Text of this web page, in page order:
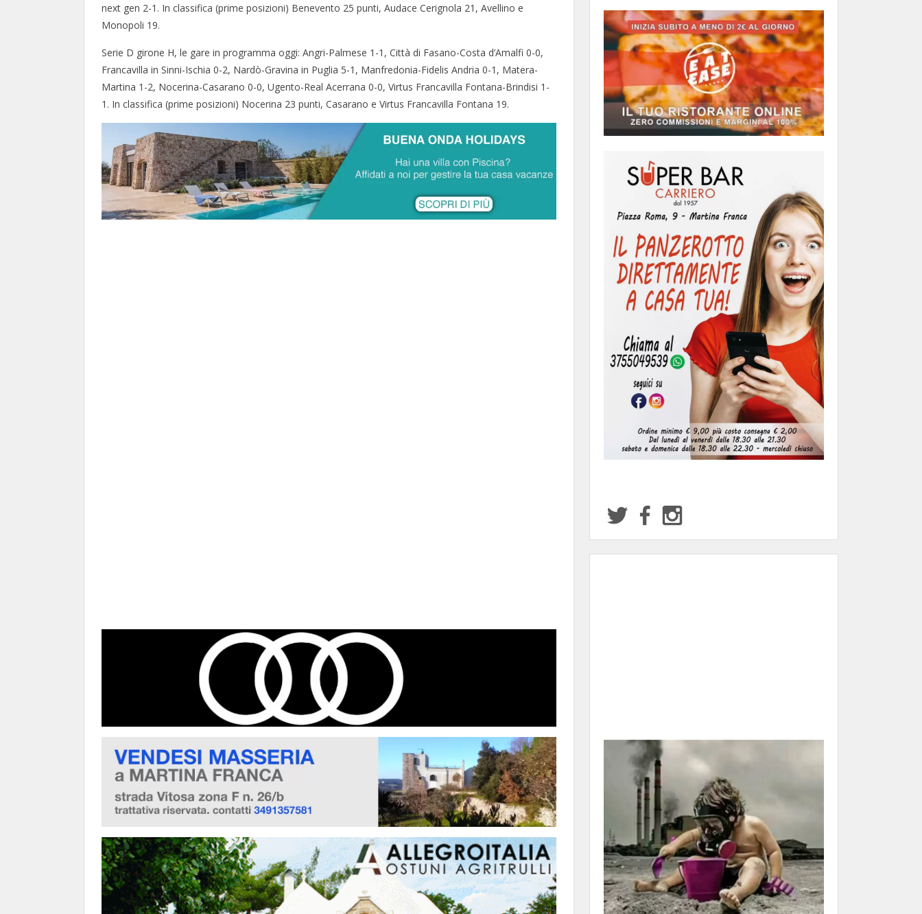
next gen 2-1. In classifica (prime posizioni) Benevento 25 punti, Audace Cerignola 21, Avellino e
Monopoli 19.
Serie D girone H, le gare in programma oggi: Angri-Palmese 1-1, Città di Fasano-Costa d’Amalfi 0-0,
Francavilla in Sinni-Ischia 0-2, Nardò-Gravina in Puglia 5-1, Manfredonia-Fidelis Andria 0-1, Matera-
Martina 1-2, Nocerina-Casarano 0-0, Ugento-Real Acerrana 0-0, Virtus Francavilla Fontana-Brindisi 1-
1. In classifica (prime posizioni) Nocerina 23 punti, Casarano e Virtus Francavilla Fontana 19.